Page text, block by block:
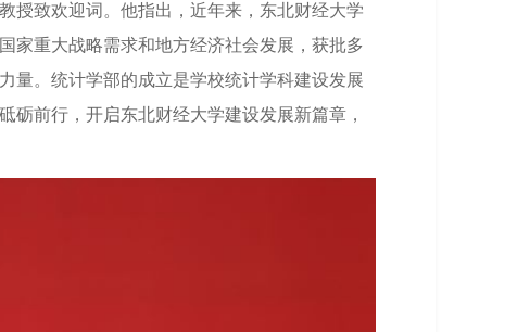
授致欢迎词。他指出，近年来，东北财经大学
家重大战略需求和地方经济社会发展，获批多
量。统计学部的成立是学校统计学科建设发展
砺前行，开启东北财经大学建设发展新篇章，